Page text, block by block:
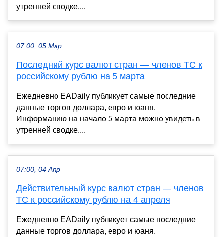
утренней сводке....
07:00, 05 Мар
Последний курс валют стран — членов ТС к
российскому рублю на 5 марта
Ежедневно EADaily публикует самые последние
данные торгов доллара, евро и юаня.
Информацию на начало 5 марта можно увидеть в
утренней сводке....
07:00, 04 Апр
Действительный курс валют стран — членов
ТС к российскому рублю на 4 апреля
Ежедневно EADaily публикует самые последние
данные торгов доллара, евро и юаня.